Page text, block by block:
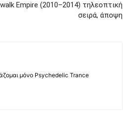
Empire (2010–2014) τηλεοπτική
σειρά, άποψη
μόνο Psychedelic Trance